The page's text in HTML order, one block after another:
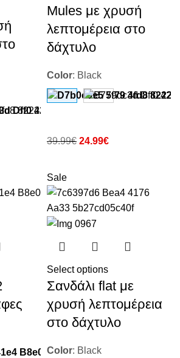
Mules με χρυσή
λεπτομέρεια στο
δάχτυλο
Color: Black
39.99€ 24.99€
Sale
Select options
Σανδάλι flat με
χρυσή λεπτομέρεια
στο δάχτυλο
Color: Black